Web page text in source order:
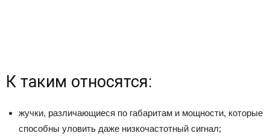
К таким относятся:
жучки, различающиеся по габаритам и мощности, которые
способны уловить даже низкочастотный сигнал;